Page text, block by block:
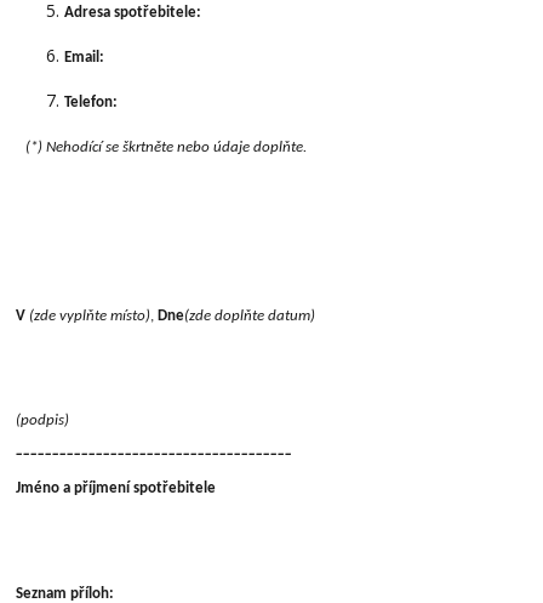
Adresa spotřebitele:
Email:
Telefon:
(*) Nehodící se škrtněte nebo údaje doplňte.
V (zde vyplňte místo), Dne(zde doplňte datum)
(podpis)
Jméno a příjmení spotřebitele
Seznam příloh: